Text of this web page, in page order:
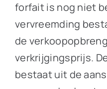
forfait is nog niet
vervreemding
de
verkrijgingsprijs.
bestaat uit de